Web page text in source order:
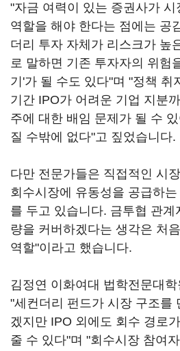
"자금 여력이 있는 증권사가
역할을 해야 한다는 점에는 공
더리 투자 자체가 리스크가 높
로 말하면 기존 투자자의 위험
기'가 될 수도 있다"며 "정책 취
기간 IPO가 어려운 기업 지분
주에 대한 배임 문제가 될 수
질 수밖에 없다"고 짚었습니다.
다만 전문가들은 직접적인 시
회수시장에 유동성을 공급하는
를 두고 있습니다. 금투협 관계
량을 커버하겠다는 생각은 처
역할"이라고 했습니다.
김정연 이화여대 법학전문대
"세컨더리 펀드가 시장 구조를
겠지만 IPO 외에도 회수 경로
줄 수 있다"며 "회수시장 참여